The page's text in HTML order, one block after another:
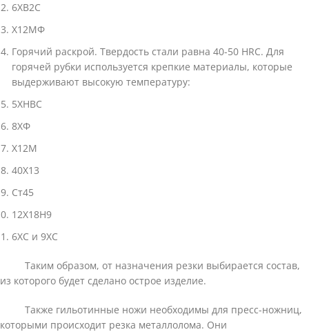
6ХВ2С
Х12МФ
Горячий раскрой. Твердость стали равна 40-50 HRC. Для
горячей рубки используется крепкие материалы, которые
выдерживают высокую температуру:
5ХНВС
8ХФ
Х12М
40Х13
Ст45
12Х18Н9
6ХС и 9ХС
Таким образом, от назначения резки выбирается состав,
из которого будет сделано острое изделие.
Также гильотинные ножи необходимы для пресс-ножниц,
которыми происходит резка металлолома. Они